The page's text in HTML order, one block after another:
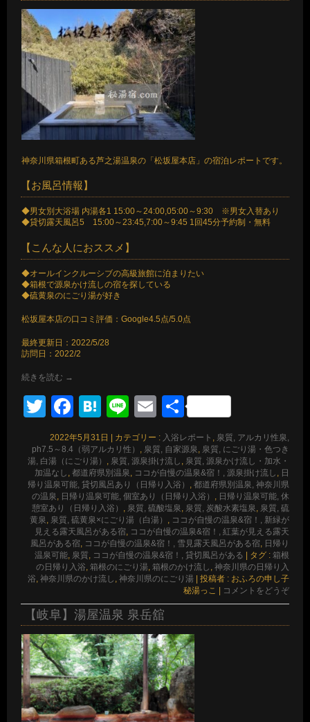
神奈川県箱根町ある芦之湯温泉の「松坂屋本店」の宿泊レポートです。
【お風呂情報】
◆男女別大浴場 内湯各1 15:00～24:00,05:00～9:30 ※男女入替あり
◆貸切露天風呂5 15:00～23:45,7:00～9:45 1回45分予約制・無料
【こんな人におススメ】
◆オールインクルーシブの高級旅館に泊まりたい
◆箱根で源泉かけ流しの宿を探している
◆硫黄泉のにごり湯が好き
松坂屋本店の口コミ評価：Google4.5点/5.0点
最終更新日：2022/5/28
訪問日：2022/2
続きを読む →
TwitterFacebook
Hatena
LineEmail
共
有
2022年5月31日 カテゴリー : 入浴レポート , 泉質, アルカリ性泉,
ph7.5～8.4（弱アルカリ性） , 泉質, 自家源泉, 泉質, にごり湯・色つき
湯, 白湯（にごり湯） , 泉質, 源泉掛け流し , 泉質, 源泉かけ流し・加水・
加温なし , 都道府県別温泉, ココが自慢の温泉&宿！, 源泉掛け流し , 日
帰り温泉可能, 貸切風呂あり（日帰り入浴） , 都道府県別温泉, 神奈川県
の温泉, 日帰り温泉可能, 個室あり（日帰り入浴） , 日帰り温泉可能, 休
憩室あり（日帰り入浴） , 泉質, 硫酸塩泉, 泉質, 炭酸水素塩泉, 泉質, 硫
黄泉, 泉質, 硫黄泉×にごり湯（白湯） , ココが自慢の温泉&宿！, 新緑が
見える露天風呂がある宿, ココが自慢の温泉&宿！, 紅葉が見える露天
風呂がある宿, ココが自慢の温泉&宿！, 雪見露天風呂がある宿, 日帰り
温泉可能, 泉質, ココが自慢の温泉&宿！, 貸切風呂がある タグ : 箱根
の日帰り入浴, 箱根のにごり湯, 箱根のかけ流し , 神奈川県の日帰り入
浴, 神奈川県のかけ流し , 神奈川県のにごり湯
投稿者 : おふろの申し子
秘湯っこ
コメントをどうぞ
【岐阜】湯屋温泉 泉岳舘